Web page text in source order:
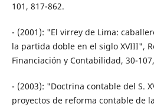
101, 817-862.
- (2001): "El virrey de Lima:
la partida doble en el siglo XVIII",
Financiación y Contabilidad, 30-
- (2003): "Doctrina contable del S.
proyectos de reforma contable de